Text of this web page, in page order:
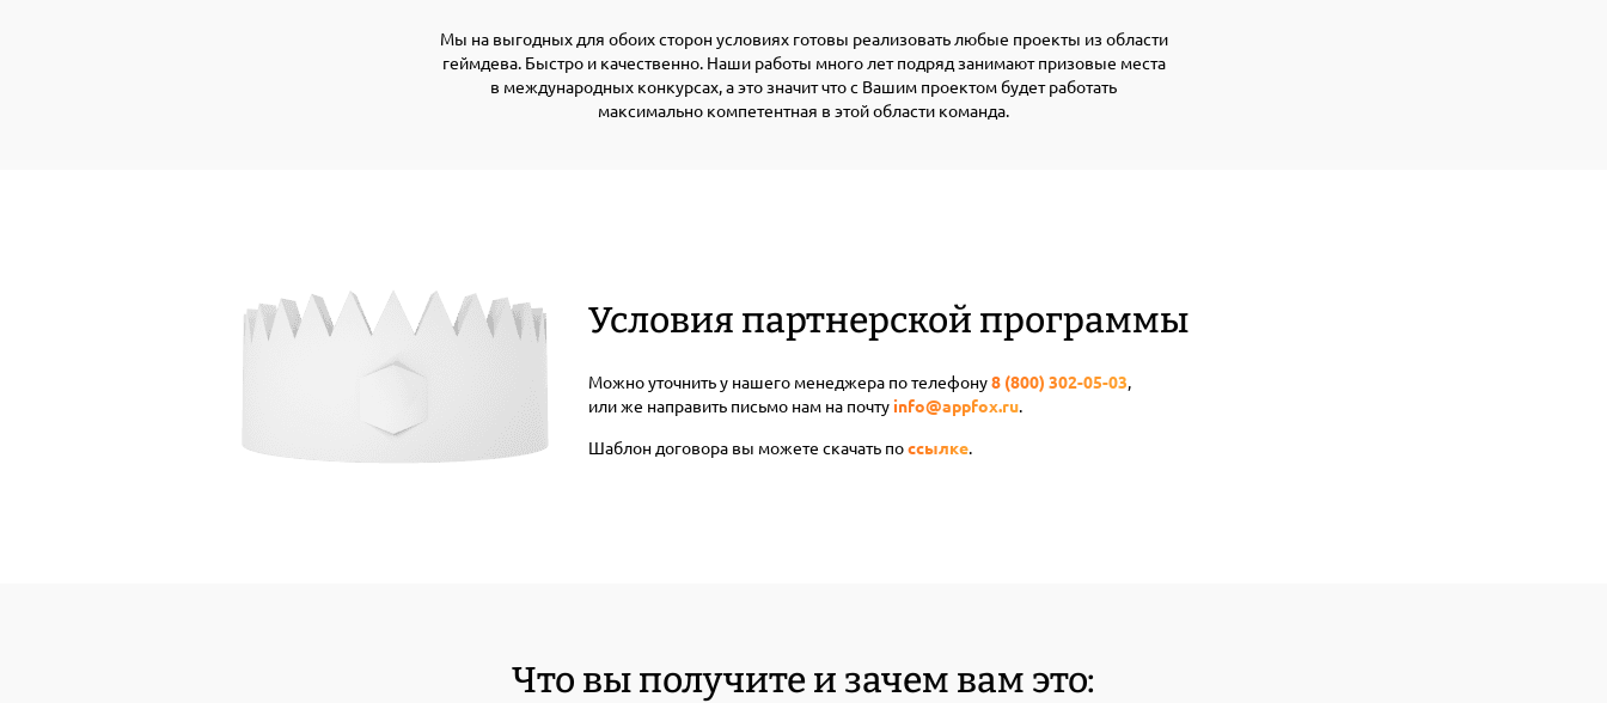
Мы на выгодных для обоих сторон условиях готовы реализовать любые проекты из области
геймдева. Быстро и качественно. Наши работы много лет подряд занимают призовые места
в международных конкурсах, а это значит что с Вашим проектом будет работать
максимально компетентная в этой области команда.
Условия партнерской программы
Можно уточнить у нашего менеджера по телефону8 (800) 302-05-03
или же направить письмо нам на почту info@appfox.ru
Шаблон договора вы можете скачать поссылке
Что вы получите и зачем вам это: